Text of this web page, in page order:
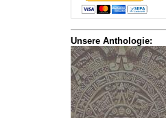
Unsere Anthologie: